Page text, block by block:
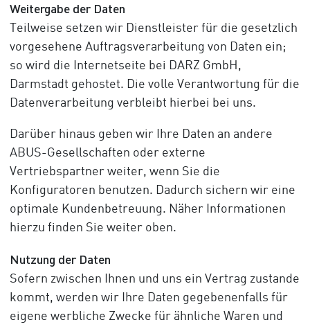
Weitergabe der Daten
Teilweise setzen wir Dienstleister für die gesetzlich
vorgesehene Auftragsverarbeitung von Daten ein;
so wird die Internetseite bei DARZ GmbH,
Darmstadt gehostet. Die volle Verantwortung für die
Datenverarbeitung verbleibt hierbei bei uns.
Darüber hinaus geben wir Ihre Daten an andere
ABUS-Gesellschaften oder externe
Vertriebspartner weiter, wenn Sie die
Konfiguratoren benutzen. Dadurch sichern wir eine
optimale Kundenbetreuung. Näher Informationen
hierzu finden Sie weiter oben.
Nutzung der Daten
Sofern zwischen Ihnen und uns ein Vertrag zustande
kommt, werden wir Ihre Daten gegebenenfalls für
eigene werbliche Zwecke für ähnliche Waren und